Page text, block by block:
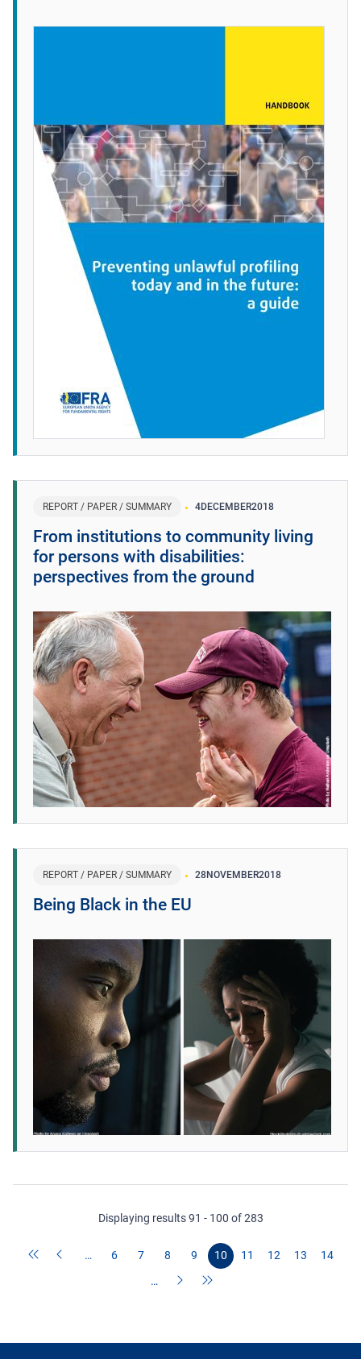
REPORT / PAPER / SUMMARY 4DECEMBER2018
From institutions to community living
for persons with disabilities:
perspectives from the ground
REPORT / PAPER / SUMMARY 28NOVEMBER2018
Being Black in the EU
Displaying results 91 - 100 of 283
… 6 7 8 9 10 11 12 13
14
…